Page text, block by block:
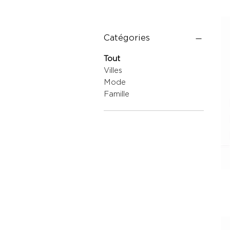
Catégories
Tout
Villes
Mode
Famille